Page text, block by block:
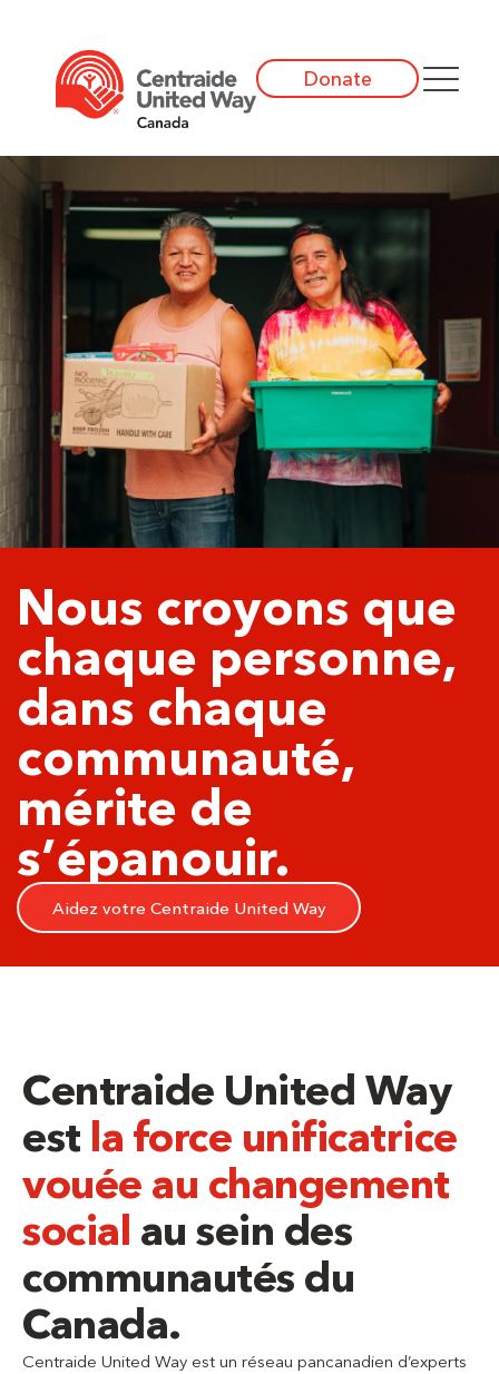
Donate
Nous croyons que
chaque personne,
dans chaque
communauté,
mérite de
s’épanouir.
Aidez votre Centraide United Way
Centraide United Way
est la force unificatrice
vouée au changement
social au sein des
communautés du
Canada.
Centraide United Way est un réseau pancanadien d’experts